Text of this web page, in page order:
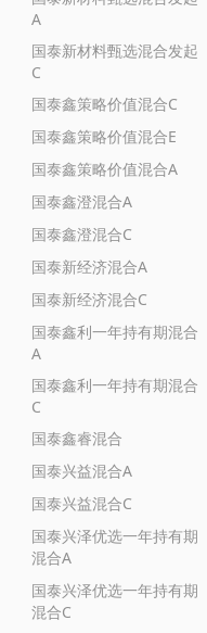
A
国泰新材料甄选混合发起
C
国泰鑫策略价值混合C
国泰鑫策略价值混合E
国泰鑫策略价值混合A
国泰鑫澄混合A
国泰鑫澄混合C
国泰新经济混合A
国泰新经济混合C
国泰鑫利一年持有期混合
A
国泰鑫利一年持有期混合
C
国泰鑫睿混合
国泰兴益混合A
国泰兴益混合C
国泰兴泽优选一年持有期
混合A
国泰兴泽优选一年持有期
混合C